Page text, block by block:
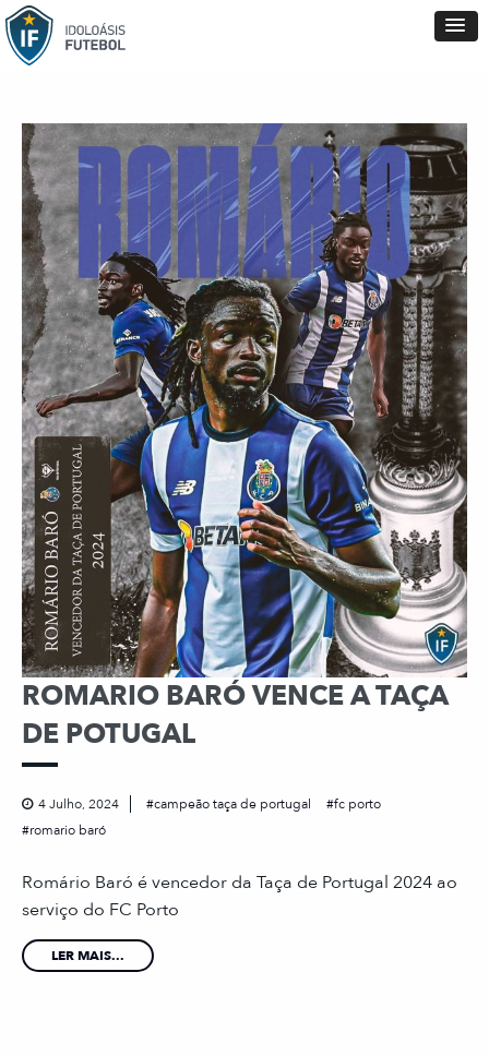
ROMARIO BARÓ VENCE A TAÇA
DE POTUGAL
4 Julho, 2024 campeão taça de portugal
fc porto
romario baró
Romário Baró é vencedor da Taça de Portugal 2024 ao
serviço do FC Porto
LER MAIS...